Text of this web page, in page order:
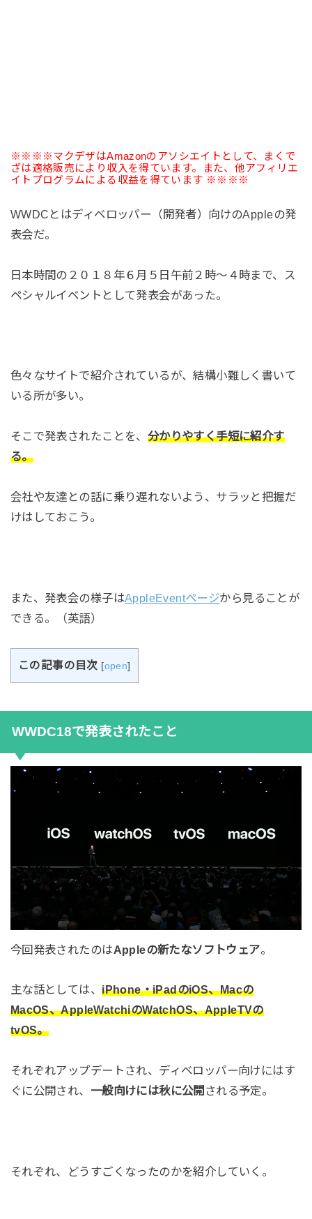
※※※※マクデザはAmazonのアソシエイトとして、まくで
ざは適格販売により収入を得ています。また、他アフィリエ
イトプログラムによる収益を得ています ※※※※
WWDCとはディベロッパー（開発者）向けのAppleの発
表会だ。
日本時間の２０１８年６月５日午前２時〜４時まで、ス
ペシャルイベントとして発表会があった。
色々なサイトで紹介されているが、結構小難しく書いて
いる所が多い。
そこで発表されたことを、 分かりやすく手短に紹介す
る。
会社や友達との話に乗り遅れないよう、サラッと把握だ
けはしておこう。
また、発表会の様子はAppleEventページから見ることが
できる。（英語）
この記事の目次 [open]
WWDC18で発表されたこと
今回発表されたのはAppleの新たなソフトウェア。
主な話としては、iPhone・iPadのiOS、Macの
MacOS、AppleWatchiのWatchOS、AppleTVの
tvOS。
それぞれアップデートされ、ディベロッパー向けにはす
ぐに公開され、 一般向けには秋に公開 される予定。
それぞれ、どうすごくなったのかを紹介していく。